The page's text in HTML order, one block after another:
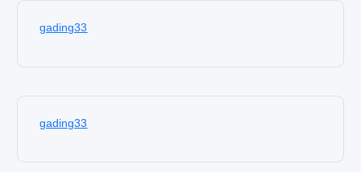
gading33
gading33